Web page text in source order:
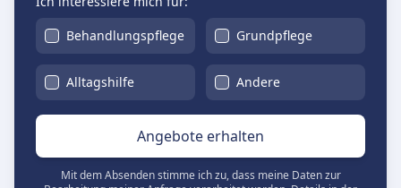
Behandlungspflege
Grundpflege
Alltagshilfe Andere
Angebote erhalten
Mit dem Absenden stimme ich zu, dass meine Daten zur